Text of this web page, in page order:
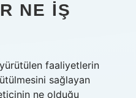
NE IŞ
faaliyetlerin
sağlayan
ne olduğu